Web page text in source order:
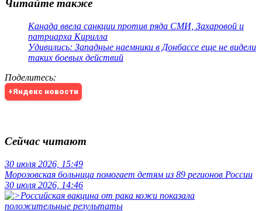
Читайте также
Канада ввела санкции против ряда СМИ, Захаровой и
патриарха Кирилла
Удивились: Западные наемники в Донбассе еще не видели
таких боевых действий
Поделитесь:
+Яндекс новости
Сейчас читают
30 июля 2026, 15:49
Морозовская больница помогает детям из 89 регионов России
30 июля 2026, 14:46